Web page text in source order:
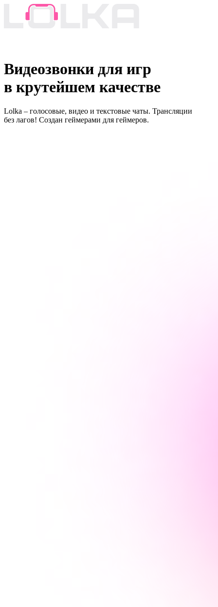
Видеозвонки для игр
в крутейшем качестве
Lolka – голосовые, видео и текстовые чаты. Трансляции
без лагов! Создан геймерами для геймеров.